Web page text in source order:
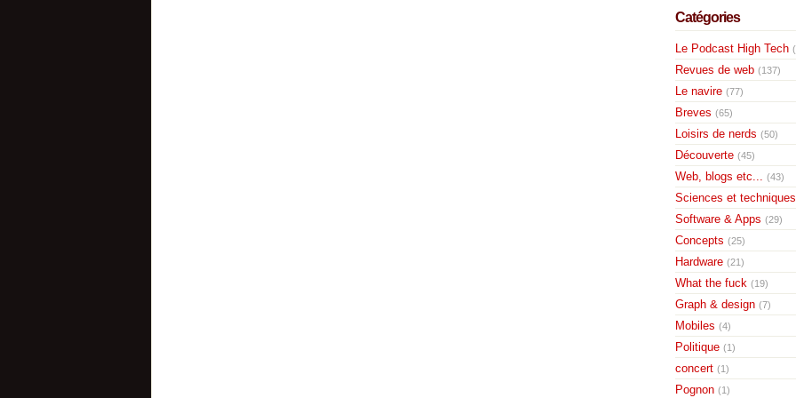
Catégories
Le Podcast High Tech
Revues de web (137)
Le navire (77)
Breves (65)
Loisirs de nerds (50)
Découverte (45)
Web, blogs etc... (43)
Sciences et techniques
Software & Apps (29)
Concepts (25)
Hardware (21)
What the fuck (19)
Graph & design (7)
Mobiles (4)
Politique (1)
concert (1)
Pognon (1)